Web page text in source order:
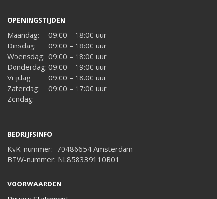
OPENINGSTIJDEN
Maandag:
09:00 – 18:00 uur
Dinsdag:
09:00 – 18:00 uur
Woensdag: 09:00 – 18:00 uur
Donderdag: 09:00 – 19:00 uur
Vrijdag:
09:00 – 18:00 uur
Zaterdag:
09:00 – 17:00 uur
Zondag:
–
BEDRIJFSINFO
KvK-nummer: 70486654 Amsterdam
BTW-nummer: NL858339110B01
VOORWAARDEN